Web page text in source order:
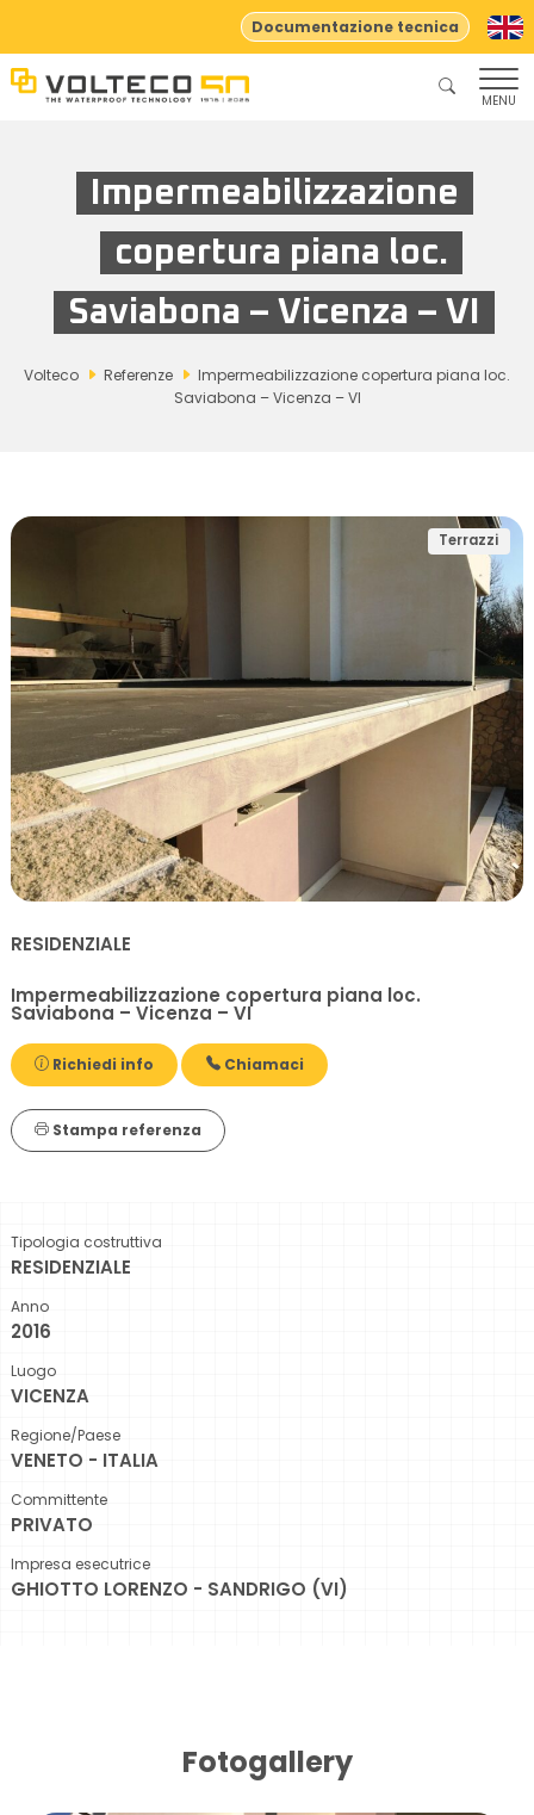
Documentazione tecnica
MENU
Impermeabilizzazione
copertura piana loc.
Saviabona – Vicenza – VI
Volteco Referenze
Impermeabilizzazione copertura piana loc.
Saviabona – Vicenza – VI
Terrazzi
RESIDENZIALE
Impermeabilizzazione copertura piana loc.
Saviabona – Vicenza – VI
Richiedi info Chiamaci
Stampa referenza
Tipologia costruttiva
RESIDENZIALE
Anno
2016
Luogo
VICENZA
Regione/Paese
VENETO - ITALIA
Committente
PRIVATO
Impresa esecutrice
GHIOTTO LORENZO - SANDRIGO (VI)
Fotogallery